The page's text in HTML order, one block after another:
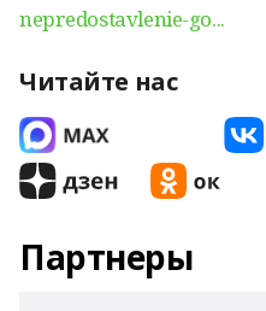
nepredostavlenie-go...
Читайте нас
Партнеры